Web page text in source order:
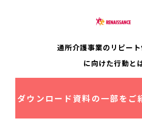
通所介護事業のリピー
に向けた行動と
ダウンロード資料の一部をご